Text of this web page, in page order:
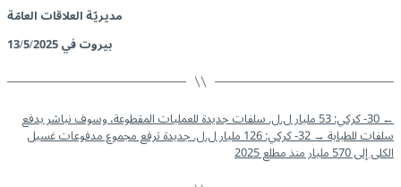
مديريّة العلاقات العامّة
بيروت في 13/5/2025
← 30- كركي: 53 مليار ل.ل. سلفات جديدة للعمليات المقطوعة، وسوف نباشر بدفع
سلفات للطبابة→ 32- كركي: 126 مليار ل.ل. جديدة ترفع مجموع مدفوعات غسيل
الكلى إلى 570 مليار منذ مطلع 2025